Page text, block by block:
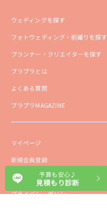
ウェディングを探す
フォトウェディング・前撮りを探す
プランナー・クリエイターを探す
ブラプラとは
よくある質問
ブラプラMAGAZINE
マイページ
新規会員登録
会社概要
プライバシーポリシー
予算も安心♪
見積もり診断